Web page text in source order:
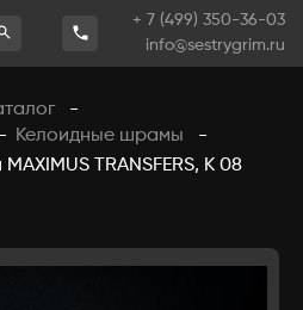
+ 7 (499) 350-36-03
info@sestrygrim.ru
-
- Келоидные шрамы
-
TRANSFERS, К 08